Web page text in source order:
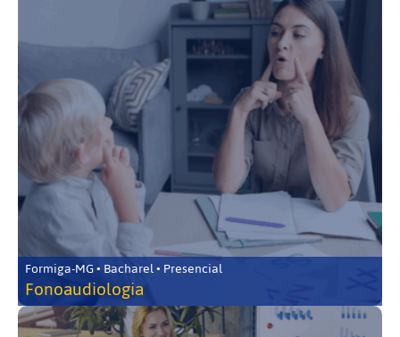
Formiga-MG • Bacharel • Presencial
Fonoaudiologia